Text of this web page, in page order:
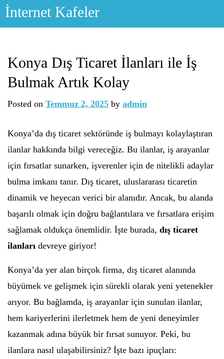
Skip
İnternet Kafeler
Konya Dış Ticaret İlanları ile İş
Bulmak Artık Kolay
Posted on Temmuz 2, 2025 by admin
Konya’da dış ticaret sektöründe iş bulmayı kolaylaştıran
ilanlar hakkında bilgi vereceğiz. Bu ilanlar, iş arayanlar
için fırsatlar sunarken, işverenler için de nitelikli adaylar
bulma imkanı tanır. Dış ticaret, uluslararası ticaretin
dinamik ve heyecan verici bir alanıdır. Ancak, bu alanda
başarılı olmak için doğru bağlantılara ve fırsatlara erişim
sağlamak oldukça önemlidir. İşte burada, dış ticaret
ilanları devreye giriyor!
Konya’da yer alan birçok firma, dış ticaret alanında
büyümek ve gelişmek için sürekli olarak yeni yetenekler
arıyor. Bu bağlamda, iş arayanlar için sunulan ilanlar,
hem kariyerlerini ilerletmek hem de yeni deneyimler
kazanmak adına büyük bir fırsat sunuyor. Peki, bu
ilanlara nasıl ulaşabilirsiniz? İşte bazı ipuçları: